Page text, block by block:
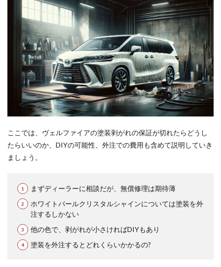
ここでは、ヴェルファイアの塗装剥がれの保証が切れたらどうし
たらいいのか、DIYの可能性、外注での費用も含めて説明していき
ましょう。
まずディーラーに相談だが、無償修理は期待薄
ホワイトパールクリスタルシャインについては塗装を外
注するしかない
他の色で、剥がれが小さければDIYもあり
塗装を外注するとどれくらいかかるの?